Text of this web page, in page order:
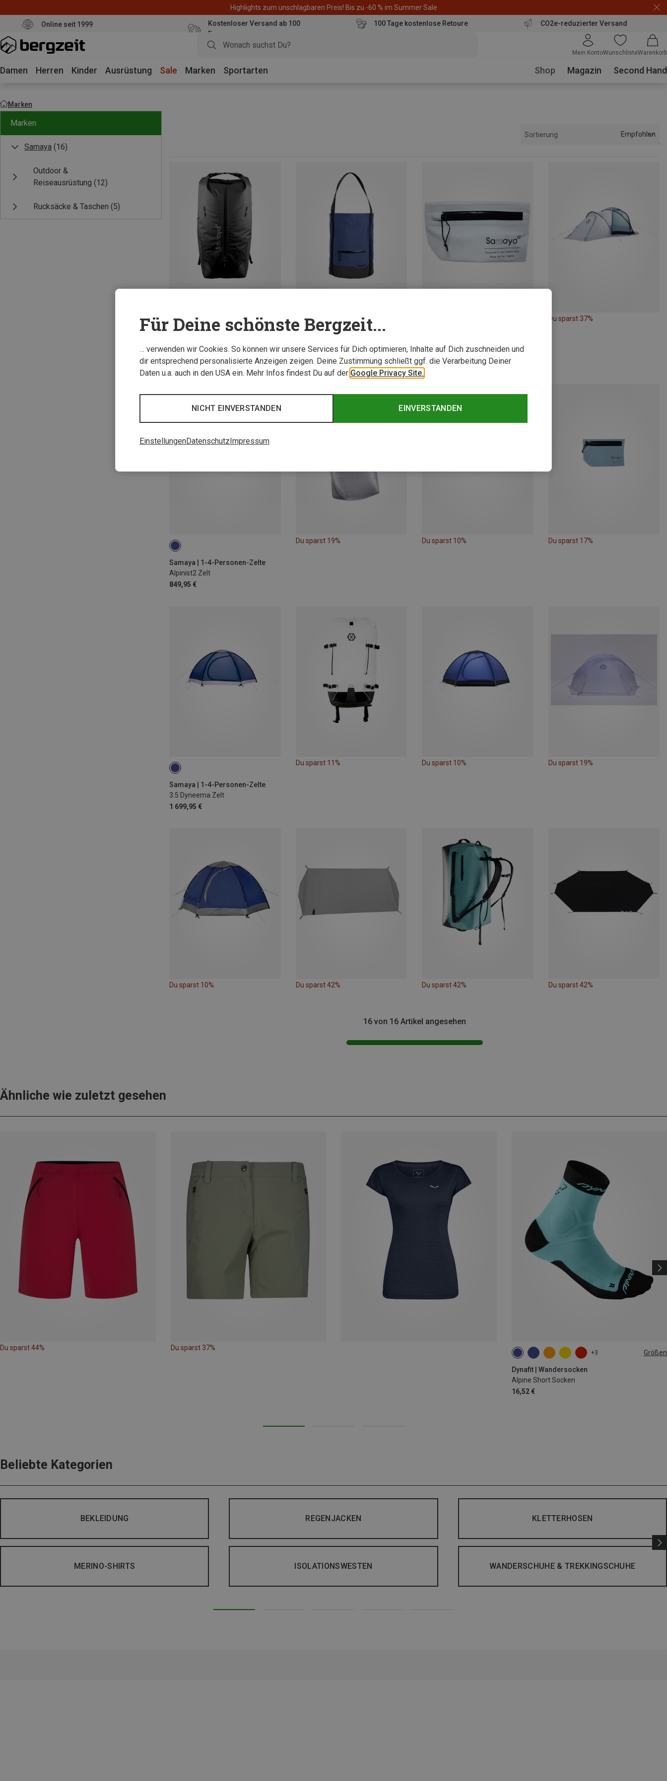
Highlights zum unschlagbaren Preis! Bis zu -60 % im Summer Sale
Online seit 1999
Kostenloser Versand ab 100
Euro
100 Tage kostenlose Retoure CO2e-reduzierter Versand
Mein KontoWunschlisteWarenkorb
Damen Herren Kinder Ausrüstung Sale Marken Sportarten Shop Magazin Second Hand
Marken
Marken
Samaya (16)
Outdoor &
Reiseausrüstung (12)
Rucksäcke & Taschen (5)
Sortierung Empfohlen
Größen
Alpine 35 Rucksack
267,20 €
35+5L
Du sparst 52% Du sparst 37%
Samaya | 1-4-Personen-Zelte
Alpinist2 Zelt
849,95 €
Du sparst 19% Du sparst 10% Du sparst 17%
Samaya | 1-4-Personen-Zelte
3.5 Dyneema Zelt
1 699,95 €
Du sparst 11% Du sparst 10% Du sparst 19%
Du sparst 10% Du sparst 42% Du sparst 42% Du sparst 42%
16 von 16 Artikel angesehen
Ähnliche wie zuletzt gesehen
Du sparst 44% Du sparst 37%
+3 Größen
Dynafit | Wandersocken
Alpine Short Socken
16,52 €
35|36|37|38 39|40|41|42
Beliebte Kategorien
BEKLEIDUNG REGENJACKEN KLETTERHOSEN
MERINO-SHIRTS ISOLATIONSWESTEN WANDERSCHUHE & TREKKINGSCHUHE
Für Deine schönste Bergzeit...
… verwenden wir Cookies. So können wir unsere Services für Dich optimieren, Inhalte auf Dich zuschneiden und
dir entsprechend personalisierte Anzeigen zeigen. Deine Zustimmung schließt ggf. die Verarbeitung Deiner
Daten u.a. auch in den USA ein. Mehr Infos findest Du auf der Google Privacy Site.
EINVERSTANDEN
NICHT EINVERSTANDEN
EinstellungenDatenschutz Impressum